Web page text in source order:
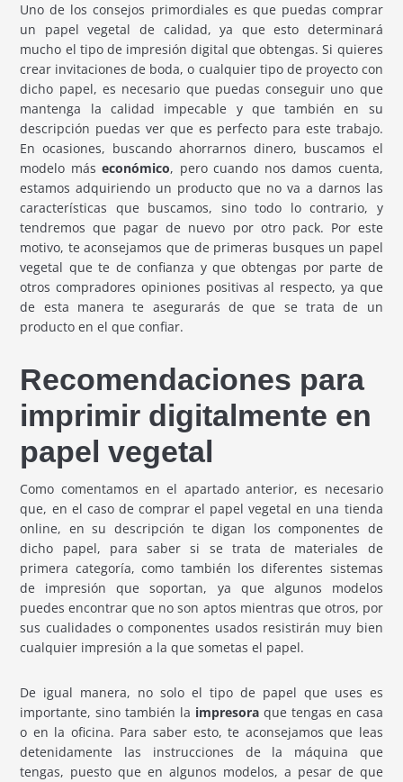
Uno de los consejos primordiales es que puedas comprar
un papel vegetal de calidad, ya que esto determinará
mucho el tipo de impresión digital que obtengas. Si quieres
crear invitaciones de boda, o cualquier tipo de proyecto con
dicho papel, es necesario que puedas conseguir uno que
mantenga la calidad impecable y que también en su
descripción puedas ver que es perfecto para este trabajo.
En ocasiones, buscando ahorrarnos dinero, buscamos el
modelo máseconómico, pero cuando nos damos cuenta,
estamos adquiriendo un producto que no va a darnos las
características que buscamos, sino todo lo contrario, y
tendremos que pagar de nuevo por otro pack. Por este
motivo, te aconsejamos que de primeras busques un papel
vegetal que te de confianza y que obtengas por parte de
otros compradores opiniones positivas al respecto, ya que
de esta manera te asegurarás de que se trata de un
producto en el que confiar.
Recomendaciones para
imprimir digitalmente en
papel vegetal
Como comentamos en el apartado anterior, es necesario
que, en el caso de comprar el papel vegetal en una tienda
online, en su descripción te digan los componentes de
dicho papel, para saber si se trata de materiales de
primera categoría, como también los diferentes sistemas
de impresión que soportan, ya que algunos modelos
puedes encontrar que no son aptos mientras que otros, por
sus cualidades o componentes usados resistirán muy bien
cualquier impresión a la que sometas el papel.
De igual manera, no solo el tipo de papel que uses es
importante, sino también la impresora que tengas en casa
o en la oficina. Para saber esto, te aconsejamos que leas
detenidamente las instrucciones de la máquina que
tengas, puesto que en algunos modelos, a pesar de que